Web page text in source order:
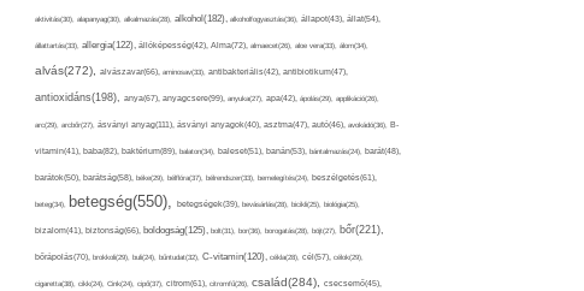
aktivitás(30), alapanyag(30), alkalmazás(28), alkohol(182), alkoholfogyasztás(36), állapot(43), állat(54),
állattartás(33), allergia(122), állóképesség(42), Alma(72), almaecet(26), aloe vera(33), álom(34),
alvás(272), alvászavar(66), aminosav(33), antibakteriális(42), antibiotikum(47),
antioxidáns(198), anya(67), anyagcsere(99), anyuka(27), apa(42), ápolás(29), applikáció(26),
arc(29), arcbőr(27), ásványi anyag(111), ásványi anyagok(40), asztma(47), autó(46), avokádó(36), B-
vitamin(41), baba(82), baktérium(89), balaton(34), baleset(51), banán(53), bántalmazás(24), barát(48),
barátok(50), barátság(58), béke(29), bélflóra(37), bélrendszer(33), bemelegítés(24), beszélgetés(61),
beteg(34), betegség(550), betegségek(39), bevásárlás(28), bicikli(25), biológia(25),
bizalom(41), biztonság(66), boldogság(125), bolt(31), bor(36), borogatás(28), böjt(27), bőr(221),
bőrápolás(70), brokkoli(29), buli(24), bűntudat(32), C-vitamin(120), cékla(28), cél(57), célok(29),
cigaretta(38), cikk(24), Cink(24), cipő(37), citrom(61), citromfű(26), család(284), csecsemő(45),